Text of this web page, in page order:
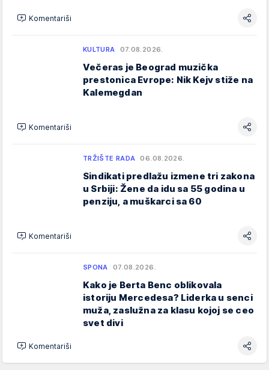
Komentariši
KULTURA 07.08.2026.
Večeras je Beograd muzička
prestonica Evrope: Nik Kejv stiže na
Kalemegdan
Komentariši
TRŽIŠTE RADA 06.08.2026.
Sindikati predlažu izmene tri zakona
u Srbiji: Žene da idu sa 55 godina u
penziju, a muškarci sa 60
Komentariši
SPONA 07.08.2026.
Kako je Berta Benc oblikovala
istoriju Mercedesa? Liderka u senci
muža, zaslužna za klasu kojoj se ceo
svet divi
Komentariši